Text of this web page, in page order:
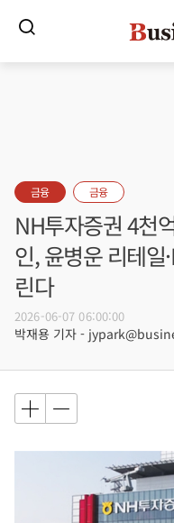
금융 금융
NH투자증권 4천
인, 윤병운 리테일
린다
2026-06-07 06:00:00
박재용 기자 -